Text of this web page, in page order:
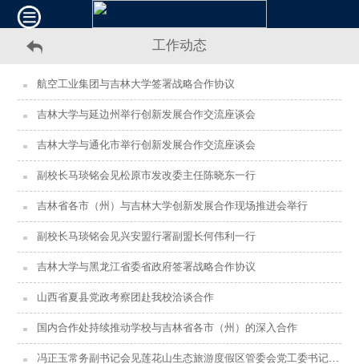
工作动态
航空工业集团与吉林大学签署战略合作协议
吉林大学与延边州举行创新发展合作交流座谈会
吉林大学与通化市举行创新发展合作交流座谈会
副校长马琰铭会见松原市发改委主任陈晓东一行
吉林省各市（州）与吉林大学创新发展合作现场推进会举行
副校长马琰铭会见兴安盟行署副盟长何伟利一行
吉林大学与黑龙江省委省政府签署战略合作协议
山西省夏县党政考察团赴我校洽谈合作
国内合作处持续推动学校与吉林省各市（州）的深入合作
冯正玉常务副书记会见莲花山生态旅游度假区管委会党工委书记一行